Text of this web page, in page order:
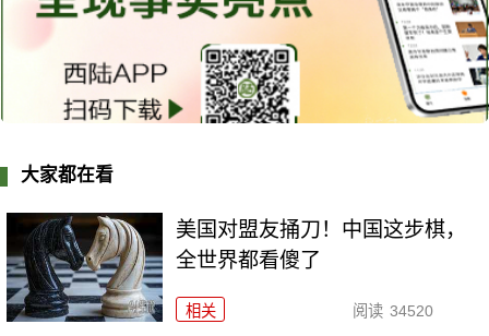
大家都在看
美国对盟友捅刀！中国这步棋，
全世界都看傻了
相关 阅读 34520